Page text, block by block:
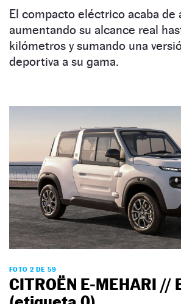
El compacto eléctrico acaba de
aumentando su alcance real
kilómetros y sumando una
deportiva a su gama.
FOTO 2 DE 59
CITROËN E-MEHARI